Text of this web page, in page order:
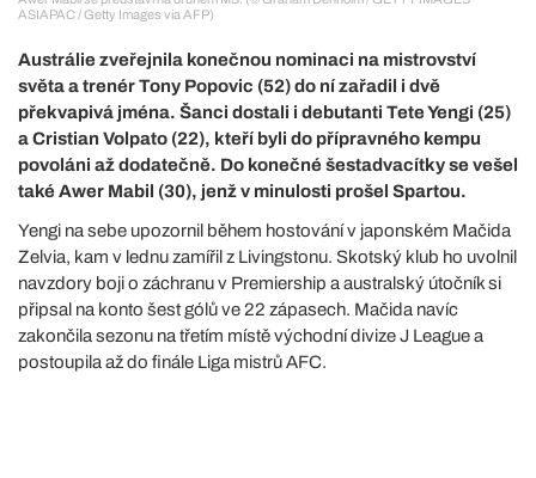
ASIAPAC / Getty Images via AFP)
Austrálie zveřejnila konečnou nominaci na mistrovství
světa a trenér Tony Popovic (52) do ní zařadil i dvě
překvapivá jména. Šanci dostali i debutanti Tete Yengi (25)
a Cristian Volpato (22), kteří byli do přípravného kempu
povoláni až dodatečně. Do konečné šestadvacítky se vešel
také Awer Mabil (30), jenž v minulosti prošel Spartou.
Yengi na sebe upozornil během hostování v japonském Mačida
Zelvia, kam v lednu zamířil z Livingstonu. Skotský klub ho uvolnil
navzdory boji o záchranu v Premiership a australský útočník si
připsal na konto šest gólů ve 22 zápasech. Mačida navíc
zakončila sezonu na třetím místě východní divize J League a
postoupila až do finále Liga mistrů AFC.